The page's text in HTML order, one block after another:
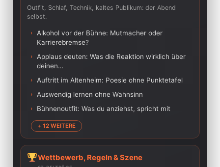
Outfit, Schlaf, Technik, kaltes Publikum: der Abend
selbst.
›
Alkohol vor der Bühne: Mutmacher oder
Karrierebremse?
›
Applaus deuten: Was die Reaktion wirklich über
deinen…
› Auftritt im Altenheim: Poesie ohne Punktetafel
› Auswendig lernen ohne Wahnsinn
› Bühnenoutfit: Was du anziehst, spricht mit
+ 12 WEITERE
Wettbewerb, Regeln & Szene